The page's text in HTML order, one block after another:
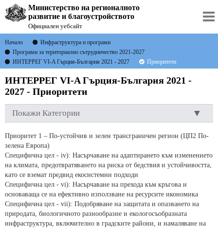
Министерство на регионалното
развитие и благоустройството
Официален уебсайт
Начало
Инфраструктура и програми
Програми за териториално сътрудничество 2021-2027
ИНТЕРРЕГ VI-A Гърция-България 2021 - 2027
Приоритети
ИНТЕРРЕГ VI-A Гърция-България 2021 -
2027 - Приоритети
Покажи Категории
Приоритет 1 – По-устойчив и зелен трансграничен регион (ЦП2 По-
зелена Европа)
Специфична цел - iv): Насърчаване на адаптирането към изменението
на климата, предотвратяването на риска от бедствия и устойчивостта,
като се вземат предвид екосистемни подходи
Специфична цел - vi): Насърчаване на прехода към кръгова и
основаваща се на ефективно използване на ресурсите икономика
Специфична цел - vii): Подобряване на защитата и опазването на
природата, биологичното разнообразие и екологосъобразната
инфраструктура, включително в градските райони, и намаляване на